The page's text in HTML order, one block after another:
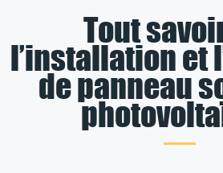
Tout
l’installation et
de panneau